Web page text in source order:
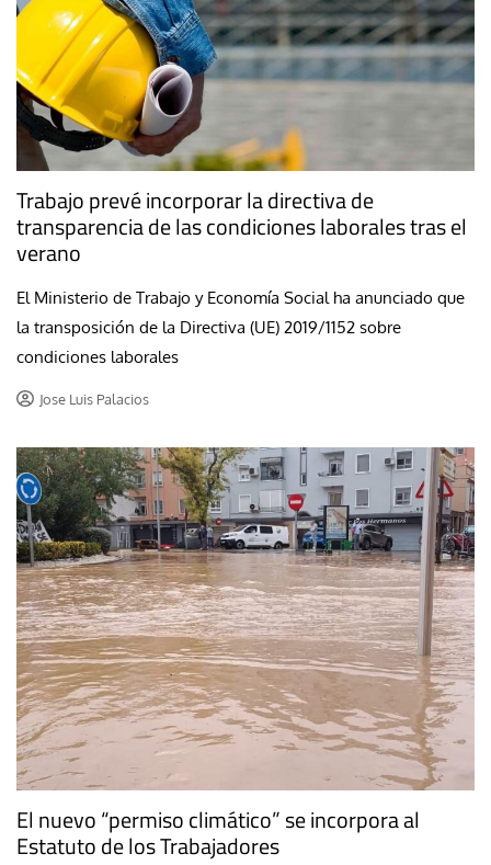
Trabajo prevé incorporar la directiva de
transparencia de las condiciones laborales tras el
verano
El Ministerio de Trabajo y Economía Social ha anunciado que
la transposición de la Directiva (UE) 2019/1152 sobre
condiciones laborales
Jose Luis Palacios
El nuevo “permiso climático” se incorpora al
Estatuto de los Trabajadores